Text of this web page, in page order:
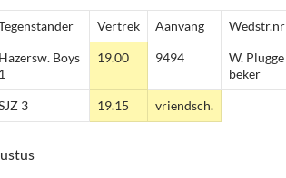
Vertrek Aanvang Wedstr.nr
Hazersw. Boys
1
19.00 9494
W. Plugge
beker
3 19.15 vriendsch.